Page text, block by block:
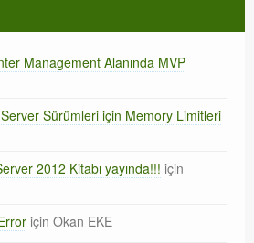
Management Alanında MVP
Sürümleri için Memory Limitleri
2012 Kitabı yayında!!! için
için Okan EKE